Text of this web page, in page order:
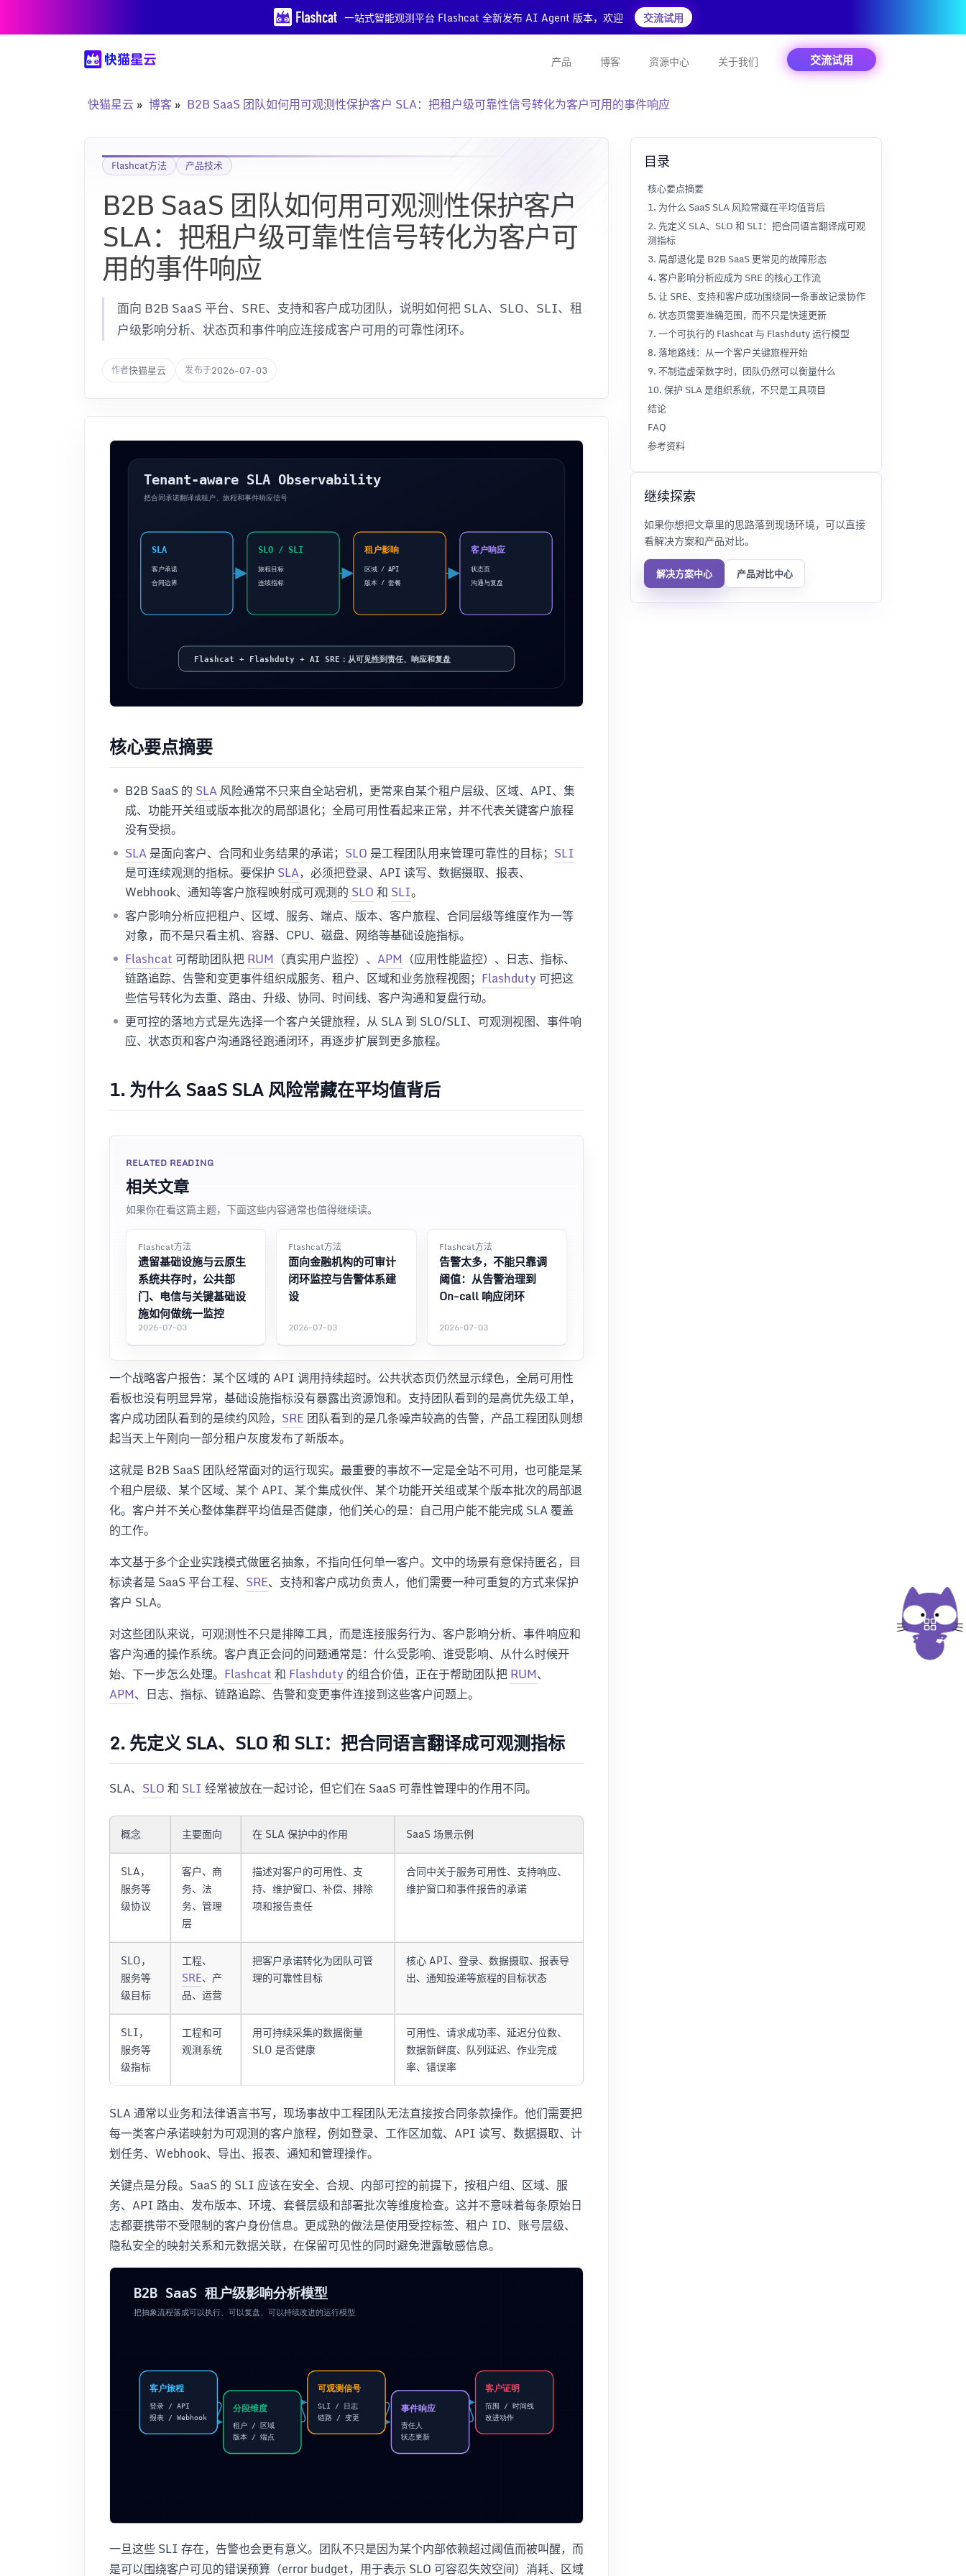
一站式智能观测平台 Flashcat 全新发布 AI Agent 版本，欢迎 交流试用
产品 博客 资源中心 关于我们 交流试用
快猫星云 博客 B2B SaaS 团队如何用可观测性保护客户 SLA：把租户级可靠性信号转化为客户可用的事件响应
Flashcat方法 产品技术
B2B SaaS 团队如何用可观测性保护客户
SLA：把租户级可靠性信号转化为客户可
用的事件响应
面向 B2B SaaS 平台、SRE、支持和客户成功团队，说明如何把 SLA、SLO、SLI、租
户级影响分析、状态页和事件响应连接成客户可用的可靠性闭环。
作者快猫星云 发布于2026-07-03
核心要点摘要
B2B SaaS 的 SLA风险通常不只来自全站宕机，更常来自某个租户层级、区域、API、集
成、功能开关组或版本批次的局部退化；全局可用性看起来正常，并不代表关键客户旅程
没有受损。
SLA是面向客户、合同和业务结果的承诺； SLO是工程团队用来管理可靠性的目标； SLI
是可连续观测的指标。要保护 SLA，必须把登录、API 读写、数据摄取、报表、
Webhook、通知等客户旅程映射成可观测的 SLO和 SLI。
客户影响分析应把租户、区域、服务、端点、版本、客户旅程、合同层级等维度作为一等
对象，而不是只看主机、容器、CPU、磁盘、网络等基础设施指标。
Flashcat 可帮助团队把RUM （真实用户监控）、 APM （应用性能监控）、日志、指标、
链路追踪、告警和变更事件组织成服务、租户、区域和业务旅程视图； Flashduty 可把这
些信号转化为去重、路由、升级、协同、时间线、客户沟通和复盘行动。
更可控的落地方式是先选择一个客户关键旅程，从 SLA 到 SLO/SLI、可观测视图、事件响
应、状态页和客户沟通路径跑通闭环，再逐步扩展到更多旅程。
1. 为什么 SaaS SLA 风险常藏在平均值背后
RELATED READING
相关文章
如果你在看这篇主题，下面这些内容通常也值得继续读。
Flashcat方法
遗留基础设施与云原生
系统共存时，公共部
门、电信与关键基础设
施如何做统一监控
2026-07-03
Flashcat方法
面向金融机构的可审计
闭环监控与告警体系建
设
2026-07-03
Flashcat方法
告警太多，不能只靠调
阈值：从告警治理到
On-call 响应闭环
2026-07-03
一个战略客户报告：某个区域的 API 调用持续超时。公共状态页仍然显示绿色，全局可用性
看板也没有明显异常，基础设施指标没有暴露出资源饱和。支持团队看到的是高优先级工单，
客户成功团队看到的是续约风险， SRE 团队看到的是几条噪声较高的告警，产品工程团队则想
起当天上午刚向一部分租户灰度发布了新版本。
这就是 B2B SaaS 团队经常面对的运行现实。最重要的事故不一定是全站不可用，也可能是某
个租户层级、某个区域、某个 API、某个集成伙伴、某个功能开关组或某个版本批次的局部退
化。客户并不关心整体集群平均值是否健康，他们关心的是：自己用户能不能完成 SLA 覆盖
的工作。
本文基于多个企业实践模式做匿名抽象，不指向任何单一客户。文中的场景有意保持匿名，目
标读者是 SaaS 平台工程、 SRE、支持和客户成功负责人，他们需要一种可重复的方式来保护
客户 SLA。
对这些团队来说，可观测性不只是排障工具，而是连接服务行为、客户影响分析、事件响应和
客户沟通的操作系统。客户真正会问的问题通常是：什么受影响、谁受影响、从什么时候开
始、下一步怎么处理。 Flashcat和 Flashduty 的组合价值，正在于帮助团队把RUM、
APM、日志、指标、链路追踪、告警和变更事件连接到这些客户问题上。
2. 先定义 SLA、SLO 和 SLI：把合同语言翻译成可观测指标
SLA、 SLO和 SLI经常被放在一起讨论，但它们在 SaaS 可靠性管理中的作用不同。
概念 主要面向 在 SLA 保护中的作用 SaaS 场景示例
SLA，
服务等
级协议
客户、商
务、法
务、管理
层
描述对客户的可用性、支
持、维护窗口、补偿、排除
项和报告责任
合同中关于服务可用性、支持响应、
维护窗口和事件报告的承诺
SLO，
服务等
级目标
工程、
SRE、产
品、运营
把客户承诺转化为团队可管
理的可靠性目标
核心 API、登录、数据摄取、报表导
出、通知投递等旅程的目标状态
SLI，
服务等
级指标
工程和可
观测系统
用可持续采集的数据衡量
SLO 是否健康
可用性、请求成功率、延迟分位数、
数据新鲜度、队列延迟、作业完成
率、错误率
SLA 通常以业务和法律语言书写，现场事故中工程团队无法直接按合同条款操作。他们需要把
每一类客户承诺映射为可观测的客户旅程，例如登录、工作区加载、API 读写、数据摄取、计
划任务、Webhook、导出、报表、通知和管理操作。
关键点是分段。SaaS 的 SLI 应该在安全、合规、内部可控的前提下，按租户组、区域、服
务、API 路由、发布版本、环境、套餐层级和部署批次等维度检查。这并不意味着每条原始日
志都要携带不受限制的客户身份信息。更成熟的做法是使用受控标签、租户 ID、账号层级、
隐私安全的映射关系和元数据关联，在保留可见性的同时避免泄露敏感信息。
一旦这些 SLI 存在，告警也会更有意义。团队不只是因为某个内部依赖超过阈值而被叫醒，而
是可以围绕客户可见的错误预算（error budget，用于表示 SLO 可容忍失效空间）消耗、区域
目录
核心要点摘要
1. 为什么 SaaS SLA 风险常藏在平均值背后
2. 先定义 SLA、SLO 和 SLI：把合同语言翻译成可观
测指标
3. 局部退化是 B2B SaaS 更常见的故障形态
4. 客户影响分析应成为 SRE 的核心工作流
5. 让 SRE、支持和客户成功围绕同一条事故记录协作
6. 状态页需要准确范围，而不只是快速更新
7. 一个可执行的 Flashcat 与 Flashduty 运行模型
8. 落地路线：从一个客户关键旅程开始
9. 不制造虚荣数字时，团队仍然可以衡量什么
10. 保护 SLA 是组织系统，不只是工具项目
结论
FAQ
参考资料
继续探索
如果你想把文章里的思路落到现场环境，可以直接
看解决方案和产品对比。
解决方案中心 产品对比中心